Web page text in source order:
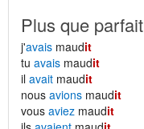
Plus que parfait
j'avais maudit
tu avais maudit
il avait maudit
nous avions maudit
vous aviez maudit